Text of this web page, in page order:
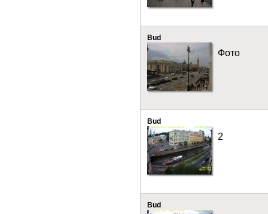
Bud
Фото
Bud
2
Bud